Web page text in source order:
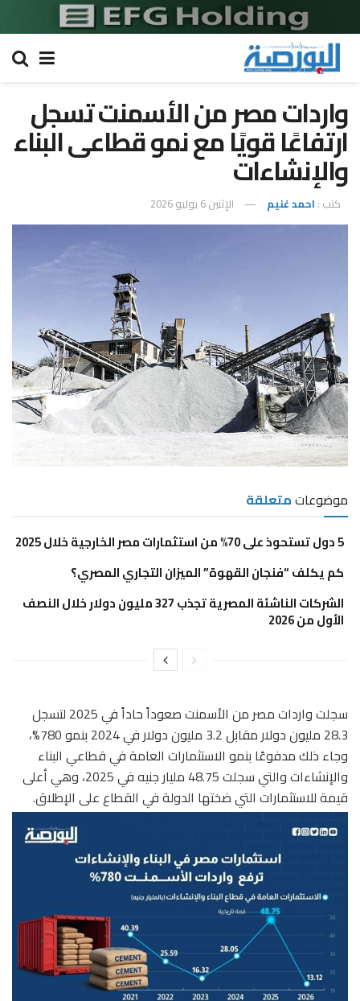
واردات مصر من الأسمنت تسجل
ارتفاعًا قويًا مع نمو قطاعى البناء
والإنشاءات
كتب : احمد غنيم الإثنين 6 يوليو 2026
موضوعاتمتعلقة
5 دول تستحوذ على 70% من استثمارات مصر الخارجية خلال 2025
كم يكلف “فنجان القهوة” الميزان التجاري المصري؟
الشركات الناشئة المصرية تجذب 327 مليون دولار خلال النصف
الأول من 2026
سجلت واردات مصر من الأسمنت صعوداً حاداً في 2025 لتسجل
28.3 مليون دولار مقابل 3.2 مليون دولار في 2024 بنمو 780%،
وجاء ذلك مدفوعًا بنمو الاستثمارات العامة في قطاعي البناء
والإنشاءات والتي سجلت 48.75 مليار جنيه في 2025، وهي أعلى
قيمة للاستثمارات التي ضختها الدولة في القطاع على الإطلاق.